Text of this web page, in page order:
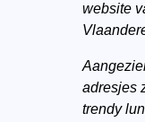
website
adresjes
trendy